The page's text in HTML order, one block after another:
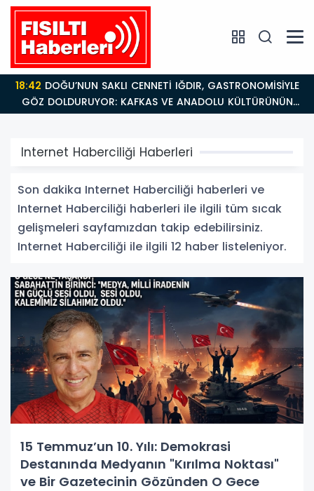
18:42
GÖZ DOLDURUYOR: KAFKAS VE ANADOLU KÜLTÜRÜNÜN
BULUŞMA NOKTASI
Internet Haberciliği Haberleri
Son dakika Internet Haberciliği haberleri ve
Internet Haberciliği haberleri ile ilgili tüm sıcak
gelişmeleri sayfamızdan takip edebilirsiniz.
Internet Haberciliği ile ilgili 12 haber listeleniyor.
15 Temmuz’un 10. Yılı: Demokrasi
Destanında Medyanın "Kırılma Noktası"
ve Bir Gazetecinin Gözünden O Gece